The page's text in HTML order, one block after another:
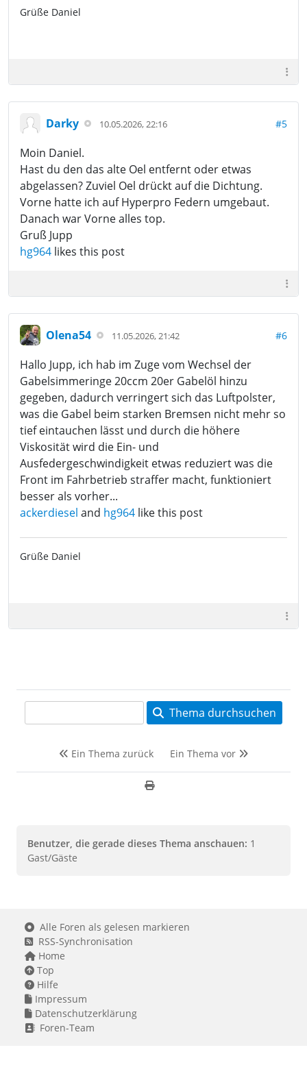
Grüße Daniel
Darky 10.05.2026, 22:16 #5
Moin Daniel.
Hast du den das alte Oel entfernt oder etwas
abgelassen? Zuviel Oel drückt auf die Dichtung.
Vorne hatte ich auf Hyperpro Federn umgebaut.
Danach war Vorne alles top.
Gruß Jupp
hg964 likes this post
Olena54 11.05.2026, 21:42 #6
Hallo Jupp, ich hab im Zuge vom Wechsel der
Gabelsimmeringe 20ccm 20er Gabelöl hinzu
gegeben, dadurch verringert sich das Luftpolster,
was die Gabel beim starken Bremsen nicht mehr so
tief eintauchen lässt und durch die höhere
Viskosität wird die Ein- und
Ausfedergeschwindigkeit etwas reduziert was die
Front im Fahrbetrieb straffer macht, funktioniert
besser als vorher...
ackerdiesel and hg964 like this post
Grüße Daniel
Thema durchsuchen
Ein Thema zurück Ein Thema vor
Benutzer, die gerade dieses Thema anschauen: 1
Gast/Gäste
Alle Foren als gelesen markieren
RSS-Synchronisation
Home
Top
Hilfe
Impressum
Datenschutzerklärung
Foren-Team